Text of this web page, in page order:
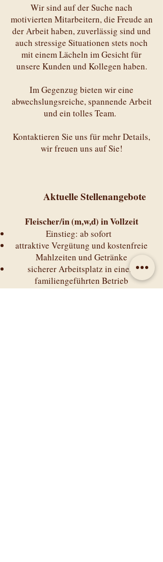
Wir sind auf der Suche nach
motivierten Mitarbeitern, die Freude an
der Arbeit haben, zuverlässig sind und
auch stressige Situationen stets noch
mit einem Lächeln im Gesicht für
unsere Kunden und Kollegen haben.
Im Gegenzug bieten wir eine
abwechslungsreiche, spannende Arbeit
und ein tolles Team.
Kontaktieren Sie uns für mehr Details,
wir freuen uns auf Sie!
Aktuelle Stellenangebote
Fleischer/in (m,w,d) in Vollzeit
Einstieg: ab sofort
attraktive Vergütung und kostenfreie
Mahlzeiten und Getränke
sicherer Arbeitsplatz in einem
familiengeführten Betrieb
Voraussetzung: abgeschlossene